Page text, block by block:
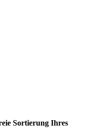
Sortierung Ihres